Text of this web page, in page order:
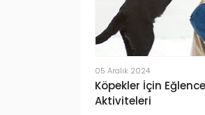
05 Aralık 2024
Köpekler İçin
Aktiviteleri